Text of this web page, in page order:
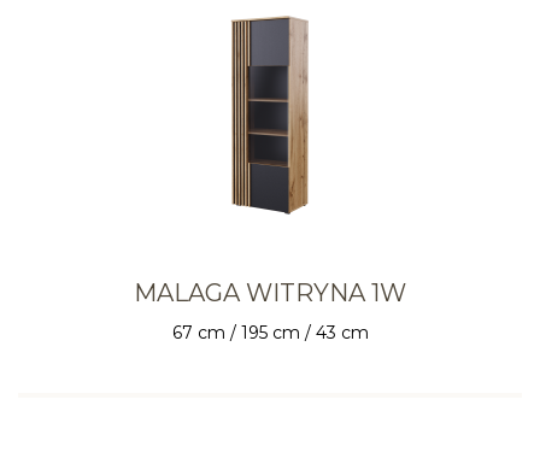
MALAGA WITRYNA 1W
67 cm / 195 cm / 43 cm